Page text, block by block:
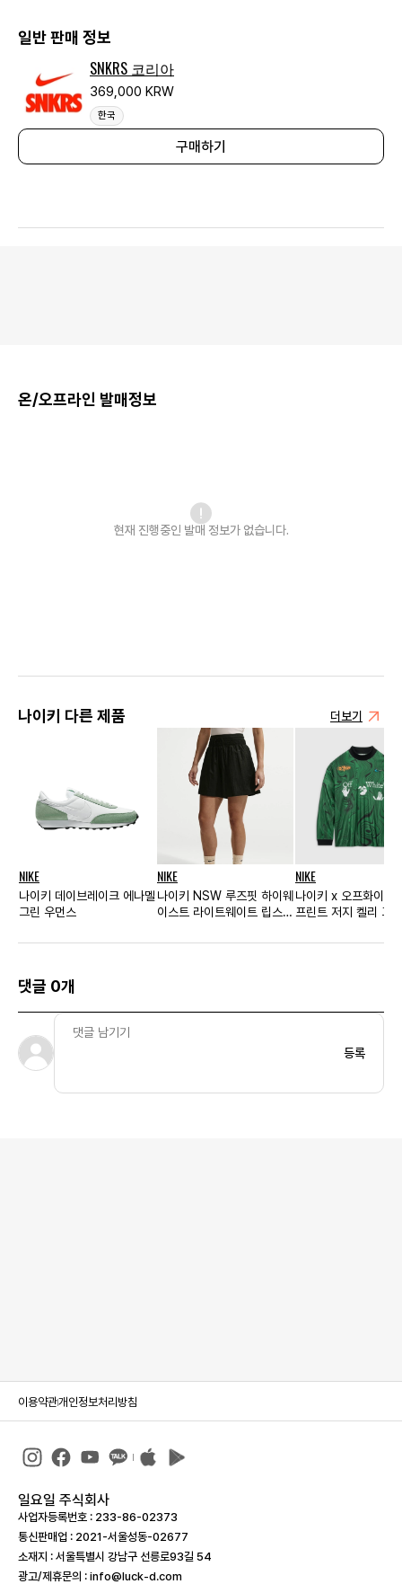
일반 판매 정보
SNKRS 코리아
369,000 KRW
한국
구매하기
온/오프라인 발매정보
현재 진행중인 발매 정보가 없습니다.
나이키 다른 제품 더보기
NIKE
나이키 데이브레이크 에나멜
그린 우먼스
NIKE
나이키 NSW 루즈핏 하이웨
이스트 라이트웨이트 립스탑
NIKE
나이키 x 오프화이트
프린트 저지 켈리 그
댓글 0개
등록
이용약관개인정보처리방침
일요일 주식회사
사업자등록번호 : 233-86-023­73
통신판매업 : 2021-서울성동-02677
소재지 : 서울특별시 강남구 선릉로93길 54
광고/제휴문의 : info@luck-d.com